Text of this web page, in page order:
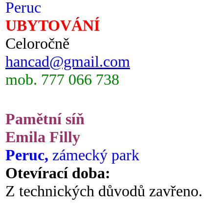
Peruc
UBYTOVÁNÍ
Celoročně
hancad@gmail.com
mob. 777 066 738
Pamětní síň
Emila Filly
Peruc, zámecký park
Otevírací doba:
Z technických důvodů zavřeno.